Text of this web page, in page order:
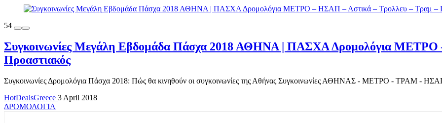
54
Συγκοινωνίες Μεγάλη Εβδομάδα Πάσχα 2018 ΑΘΗΝΑ | ΠΑΣΧΑ Δρομολόγια ΜΕΤΡΟ
Προαστιακός
Συγκοινωνίες Δρομολόγια Πάσχα 2018: Πώς θα κινηθούν οι συγκοινωνίες της Αθήνας Συγκοινωνίες ΑΘΗΝΑΣ - ΜΕΤΡΟ - ΤΡΑΜ -
HotDealsGreece 3 April 2018
ΔΡΟΜΟΛΟΓΙΑ